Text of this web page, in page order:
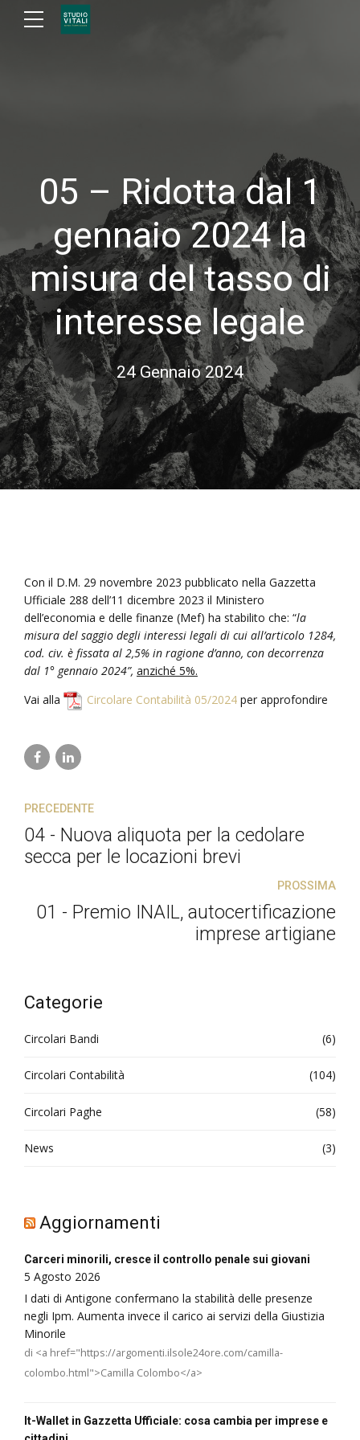
05 – Ridotta dal 1
gennaio 2024 la
misura del tasso di
interesse legale
24 Gennaio 2024
Con il D.M. 29 novembre 2023 pubblicato nella Gazzetta
Ufficiale 288 dell’11 dicembre 2023 il Ministero
dell’economia e delle finanze (Mef) ha stabilito che: “la
misura del saggio degli interessi legali di cui all’articolo 1284,
cod. civ. è fissata al 2,5% in ragione d’anno, con decorrenza
dal 1° gennaio 2024”, anziché 5%.
Vai alla
Circolare Contabilità 05/2024per approfondire
PRECEDENTE
04 - Nuova aliquota per la cedolare
secca per le locazioni brevi
PROSSIMA
01 - Premio INAIL, autocertificazione
imprese artigiane
Categorie
Circolari Bandi (6)
Circolari Contabilità (104)
Circolari Paghe (58)
News (3)
Aggiornamenti
Carceri minorili, cresce il controllo penale sui giovani
5 Agosto 2026
I dati di Antigone confermano la stabilità delle presenze
negli Ipm. Aumenta invece il carico ai servizi della Giustizia
Minorile
di <a href="https://argomenti.ilsole24ore.com/camilla-
colombo.html">Camilla Colombo</a>
It-Wallet in Gazzetta Ufficiale: cosa cambia per imprese e